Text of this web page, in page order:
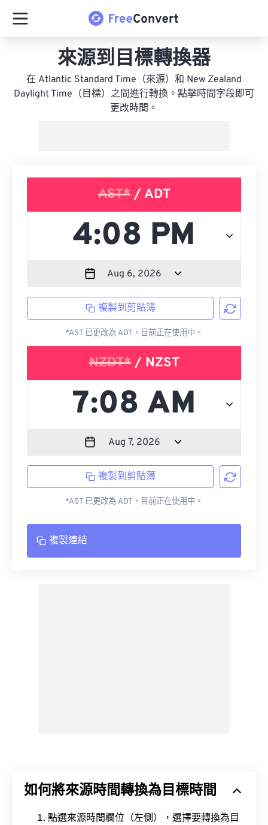
來源到目標轉換器
在 Atlantic Standard Time（來源）和 New Zealand
Daylight Time（目標）之間進行轉換。點擊時間字段即可
更改時間。
AST*/ ADT
複製到剪貼簿
*AST 已更改為 ADT，目前正在使用中。
NZDT*/ NZST
複製到剪貼簿
*AST 已更改為 ADT，目前正在使用中。
複製連結
如何將來源時間轉換為目標時間
點選來源時間欄位（左側），選擇要轉換為目